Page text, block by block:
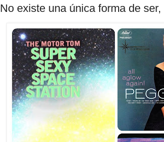
No existe una única forma de